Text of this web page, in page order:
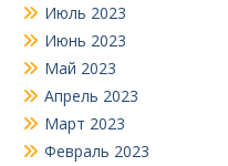
Июль 2023
Июнь 2023
Май 2023
Апрель 2023
Март 2023
Февраль 2023